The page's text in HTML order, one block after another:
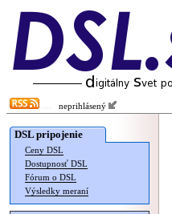
neprihlásený
DSL pripojenie
Ceny DSL
Dostupnosť DSL
Fórum o DSL
Výsledky meraní